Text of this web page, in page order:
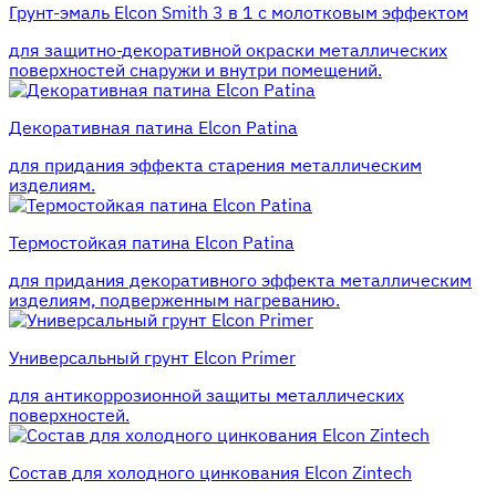
Грунт-эмаль Elcon Smith 3 в 1 с молотковым эффектом
для защитно-декоративной окраски металлических
поверхностей снаружи и внутри помещений.
Декоративная патина Elcon Patina
для придания эффекта старения металлическим
изделиям.
Термостойкая патина Elcon Patina
для придания декоративного эффекта металлическим
изделиям, подверженным нагреванию.
Универсальный грунт Elcon Primer
для антикоррозионной защиты металлических
поверхностей.
Состав для холодного цинкования Elcon Zintech